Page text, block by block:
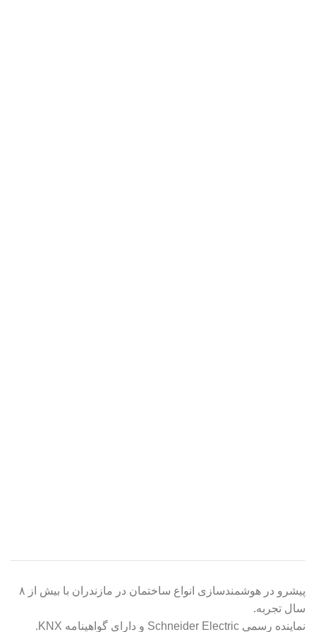
پیشرو در هوشمندسازی انواع ساختمان در مازندران با بیش از ۸
سال تجربه.
نماینده رسمی Schneider Electric و دارای گواهینامه KNX.